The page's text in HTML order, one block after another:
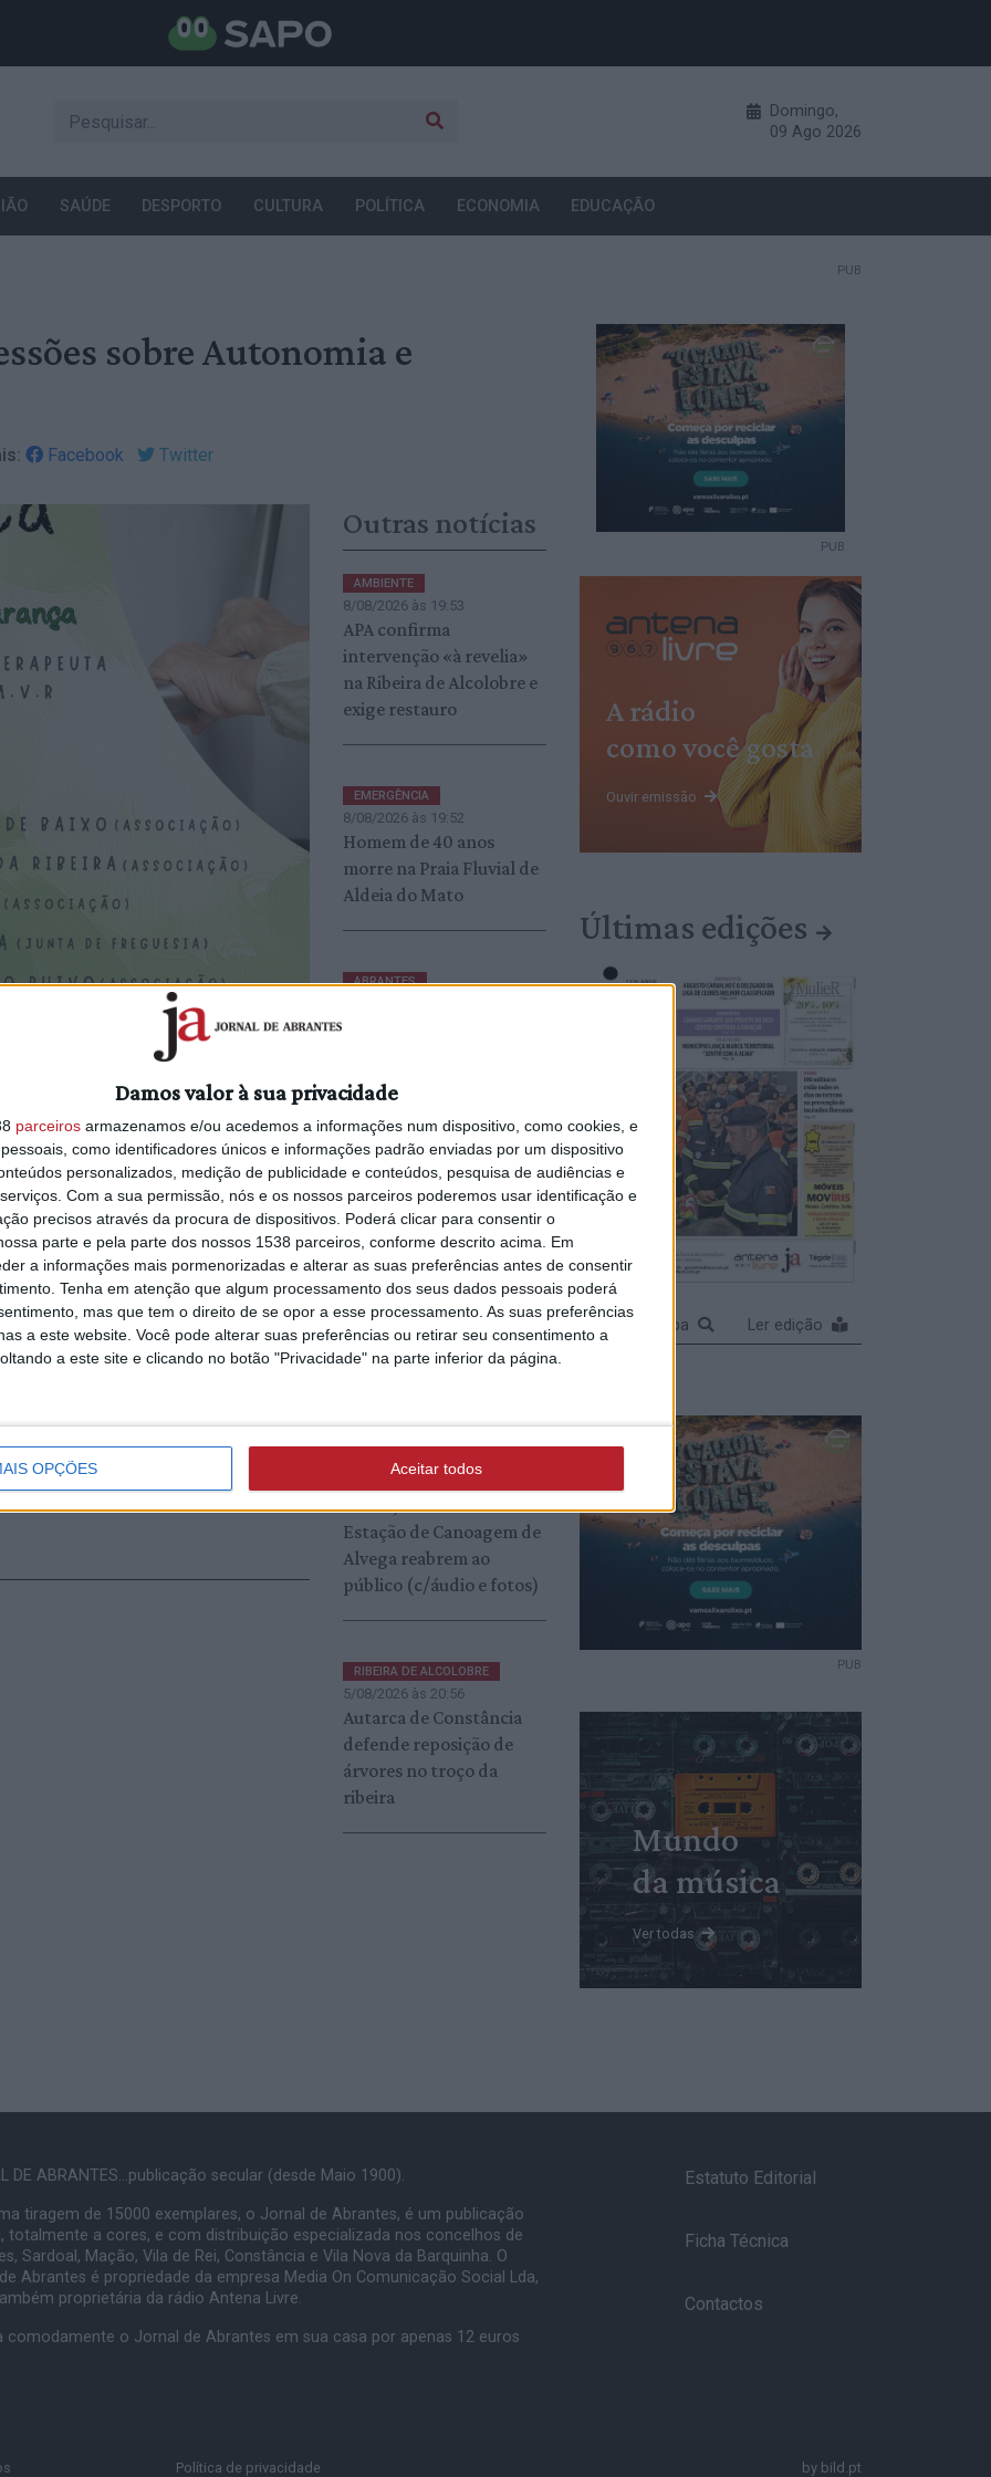
Damos valor à sua privacidade
parceiros armazenamos e/ou acedemos a informações num dispositivo, como cookies, e
como identificadores únicos e informações padrão enviadas por um dispositivo
personalizados, medição de publicidade e conteúdos, pesquisa de audiências e
Com a sua permissão, nós e os nossos parceiros poderemos usar identificação e
precisos através da procura de dispositivos. Poderá clicar para consentir o
parte e pela parte dos nossos 1538 parceiros, conforme descrito acima. Em
a informações mais pormenorizadas e alterar as suas preferências antes de consentir
Tenha em atenção que algum processamento dos seus dados pessoais poderá
mas que tem o direito de se opor a esse processamento. As suas preferências
a este website. Você pode alterar suas preferências ou retirar seu consentimento a
a este site e clicando no botão "Privacidade" na parte inferior da página.
OPÇÕES Aceitar todos
Domingo,
09 Ago 2026
SAÚDE DESPORTO CULTURA POLÍTICA ECONOMIA EDUCAÇÃO
PUB
sobre Autonomia e
Facebook Twitter
ao longo do mês de agosto,
locais do concelho de Vila
e Segurança” e serão dinamizadas
de Vila de Rei.
e uma componente prática, onde
a realização segura das tarefas do
a prevenir quedas e outros
são muito importantes na
que indicam por exemplo,
tarefas de forma segura, sendo
e para uma vida mais satisfatória.
Outras notícias
AMBIENTE
8/08/2026 às 19:53
APA confirma
intervenção «à revelia»
na Ribeira de Alcolobre e
exige restauro
EMERGÊNCIA
8/08/2026 às 19:52
Homem de 40 anos
morre na Praia Fluvial de
Aldeia do Mato
ABRANTES
aprender e sonhar no
Torneio Internacional de
Iniciados (c/áudio)
ABRANTES
6/08/2026 às 20:58
Câmara entrega viaturas
operacionais à PSP e à
GNR para reforçar
segurança no concelho
Seis meses depois das
cheias, Sasha River e
Estação de Canoagem de
Alvega reabrem ao
público (c/áudio e fotos)
RIBEIRA DE ALCOLOBRE
5/08/2026 às 20:56
Autarca de Constância
defende reposição de
árvores no troço da
ribeira
PUB
A rádio
como você gosta
Ouvir emissão
Últimas edições
Ampliar capa Ler edição
PUB
Mundo
da música
Ver todas
DE ABRANTES...publicação secular (desde Maio 1900).
tiragem de 15000 exemplares, o Jornal de Abrantes, é um publicação
totalmente a cores, e com distribuição especializada nos concelhos de
Sardoal, Mação, Vila de Rei, Constância e Vila Nova da Barquinha. O
Abrantes é propriedade da empresa Media On Comunicação Social Lda,
proprietária da rádio Antena Livre.
comodamente o Jornal de Abrantes em sua casa por apenas 12 euros
Estatuto Editorial
Ficha Técnica
Contactos
Política de privacidade by bild.pt